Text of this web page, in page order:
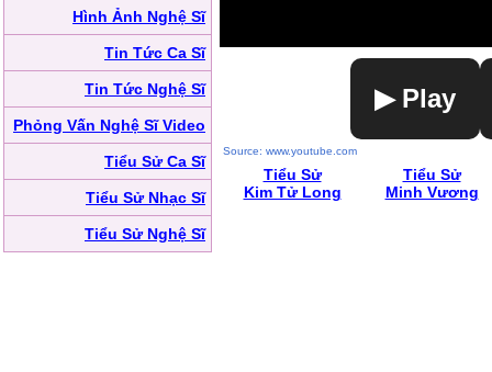
Hình Ảnh Nghệ Sĩ
Tin Tức Ca Sĩ
Tin Tức Nghệ Sĩ
Phỏng Vấn Nghệ Sĩ Video
Tiểu Sử Ca Sĩ
Tiểu Sử Nhạc Sĩ
Tiểu Sử Nghệ Sĩ
▶ Play
Source: www.youtube.com
Tiểu Sử
Kim Tử Long
Tiểu Sử
Minh Vương